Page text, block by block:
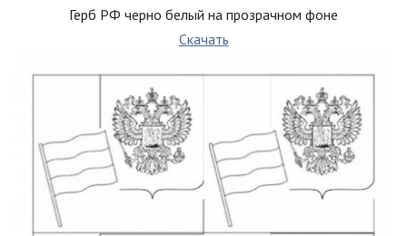
Герб РФ черно белый на прозрачном фоне
Скачать